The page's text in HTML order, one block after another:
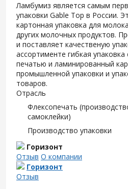
Ламбумиз является самым
упаковки Gable Top в России.
картонная упаковка для
других молочных продуктов.
и поставляет качественую
ассортименте гибкая
печатью и ламинированный
промышленной упаковки и
товаров.
Отрасль
Флексопечать
самоклейки)
Производство упаковки
Горизонт
Отзыв О компании
Горизонт
Отзыв